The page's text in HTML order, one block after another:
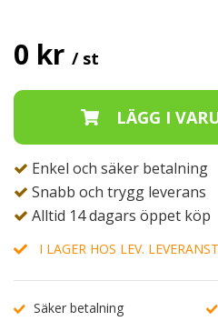
0 kr / st
Enkel och säker betalning
Snabb och trygg leverans
Alltid 14 dagars öppet köp
I LAGER HOS LEV.
Säker betalning